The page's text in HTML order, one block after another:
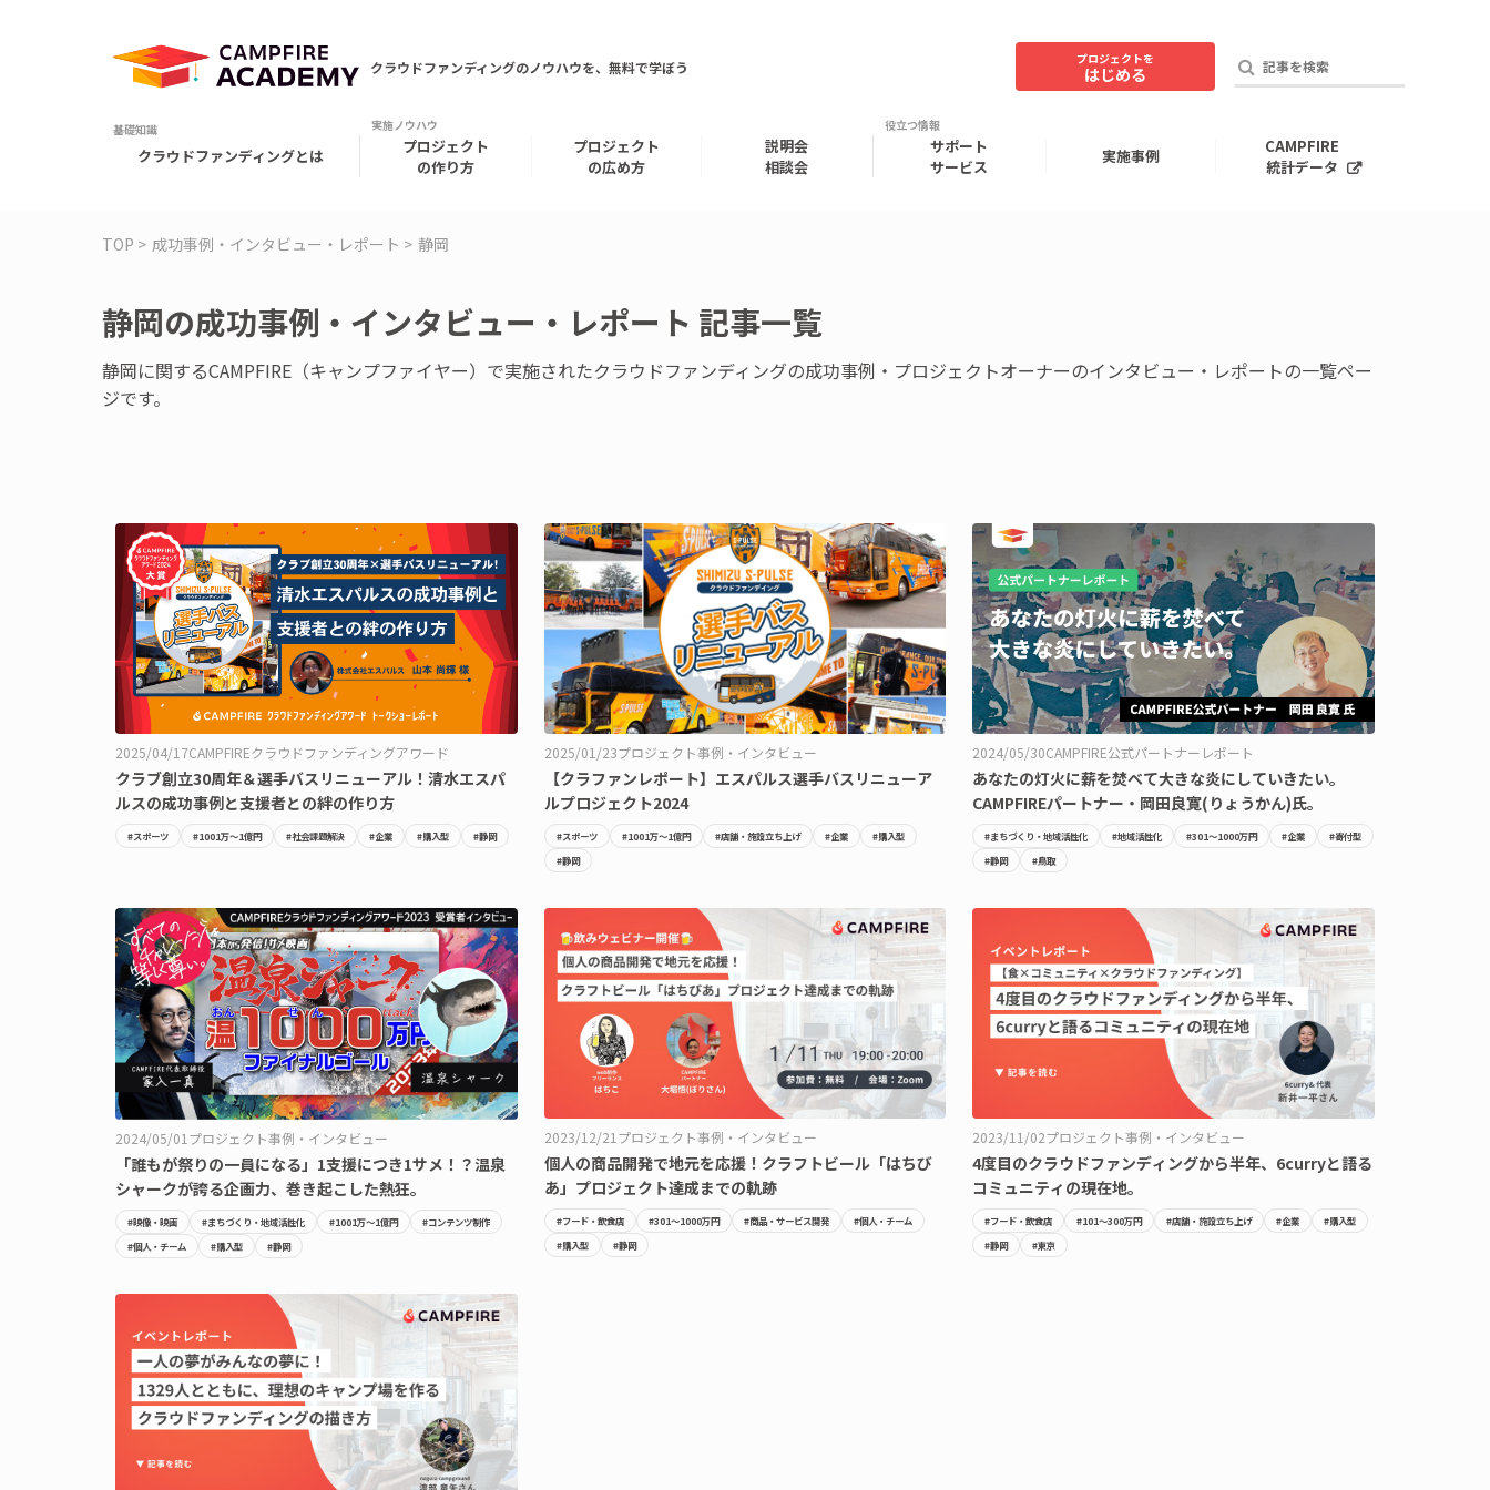
クラウドファンディングのノウハウを、無料で学ぼう プロジェクトを
はじめる
クラウドファンディングとは
プロジェクト
の作り方
プロジェクト
の広め方
説明会
相談会
サポート
サービス
実施事例
CAMPFIRE
統計データ
TOP 成功事例・インタビュー・レポート 静岡
静岡の成功事例・インタビュー・レポート 記事一覧
静岡に関するCAMPFIRE（キャンプファイヤー）で実施されたクラウドファンディングの成功事例・プロジェクトオーナーのインタビュー・レポートの一覧ペー
ジです。
2025/04/17CAMPFIREクラウドファンディングアワード
クラブ創立30周年＆選手バスリニューアル！清水エスパ
ルスの成功事例と支援者との絆の作り方
#スポーツ #1001万〜1億円 #社会課題解決 #企業 #購入型 #静岡
2025/01/23プロジェクト事例・インタビュー
【クラファンレポート】エスパルス選手バスリニューア
ルプロジェクト2024
#スポーツ #1001万〜1億円 #店舗・施設立ち上げ #企業
#購入型
#静岡
2024/05/30CAMPFIRE公式パートナーレポート
あなたの灯火に薪を焚べて大きな炎にしていきたい。
CAMPFIREパートナー・岡田良寛(りょうかん)氏。
#まちづくり・地域活性化 #地域活性化 #301〜1000万円 #企業
#寄付型
#静岡
#鳥取
2024/05/01 プロジェクト事例・インタビュー
「誰もが祭りの一員になる」1支援につき1サメ！？温泉
シャークが誇る企画力、巻き起こした熱狂。
#映像・映画 #まちづくり・地域活性化 #1001万〜1億円
#コンテンツ制作
#個人・チーム
#購入型 #静岡
2023/12/21プロジェクト事例・インタビュー
個人の商品開発で地元を応援！クラフトビール「はちび
あ」プロジェクト達成までの軌跡
#フード・飲食店 #301〜1000万円 #商品・サービス開発
#個人・チーム
#購入型
#静岡
2023/11/02プロジェクト事例・インタビュー
4度目のクラウドファンディングから半年、6curryと語る
コミュニティの現在地。
#フード・飲食店 #101〜300万円 #店舗・施設立ち上げ #企業
#購入型
#静岡
#東京